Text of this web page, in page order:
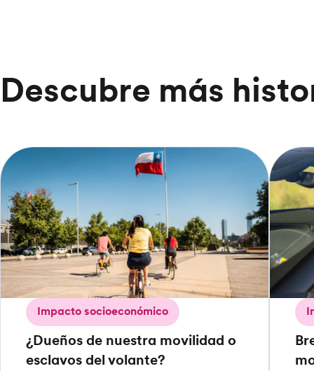
Descubre más
Impacto socioeconómico
¿Dueños de nuestra movilidad o
esclavos del volante?